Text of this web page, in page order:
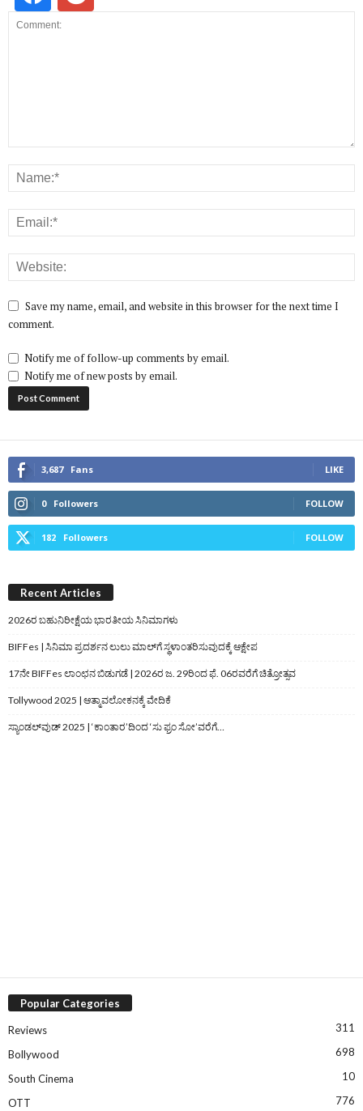
Save my name, email, and website in this browser for the next time I
comment.
Notify me of follow-up comments by email.
Notify me of new posts by email.
3,687 Fans LIKE
0 Followers FOLLOW
182 Followers FOLLOW
Recent Articles
2026ರ ಬಹುನಿರೀಕ್ಷೆಯ ಭಾರತೀಯ ಸಿನಿಮಾಗಳು
BIFFes | ಸಿನಿಮಾ ಪ್ರದರ್ಶನ ಲುಲು ಮಾಲ್‌ಗೆ ಸ್ಥಳಾಂತರಿಸುವುದಕ್ಕೆ ಆಕ್ಷೇಪ
17ನೇ BIFFes ಲಾಂಛನ ಬಿಡುಗಡೆ | 2026ರ ಜ. 29ರಿಂದ ಫೆ. 06ರವರೆಗೆ ಚಿತ್ರೋತ್ಸವ
Tollywood 2025 | ಆತ್ಮಾವಲೋಕನಕ್ಕೆ ವೇದಿಕೆ
ಸ್ಯಾಂಡಲ್‌ವುಡ್‌ 2025 | ‘ಕಾಂತಾರ’ದಿಂದ ‘ಸು ಫ್ರಂ ಸೋ’ವರೆಗೆ…
Popular Categories
Reviews 311
Bollywood 698
South Cinema 10
OTT 776